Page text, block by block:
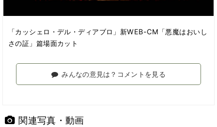
「カッシェロ・デル・ディアブロ」新WEB-CM「悪魔はおいし
さの証」篇場面カット
みんなの意見は？コメントを見る
関連写真・動画